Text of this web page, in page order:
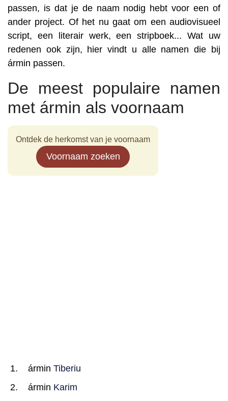
passen, is dat je de naam nodig hebt voor een of
ander project. Of het nu gaat om een audiovisueel
script, een literair werk, een stripboek... Wat uw
redenen ook zijn, hier vindt u alle namen die bij
ármin passen.
De meest populaire namen
met ármin als voornaam
Ontdek de herkomst van je voornaam
Voornaam zoeken
ármin Tiberiu
ármin Karim